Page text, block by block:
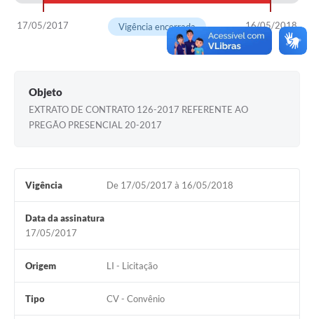
17/05/2017 16/05/2018
Vigência encerrada
Objeto
EXTRATO DE CONTRATO 126-2017 REFERENTE AO
PREGÃO PRESENCIAL 20-2017
Vigência De 17/05/2017 à 16/05/2018
Data da assinatura
17/05/2017
Origem LI - Licitação
Tipo CV - Convênio